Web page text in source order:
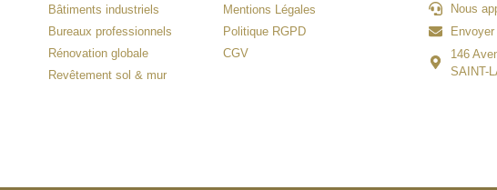
Bâtiments industriels
Bureaux professionnels
Rénovation globale
Revêtement sol & mur
Mentions Légales
Politique RGPD
CGV
Nous
Envoyer
146
SAINT-